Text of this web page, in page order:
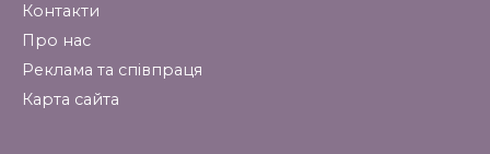
Контакти
Про нас
Реклама та співпраця
Карта сайта